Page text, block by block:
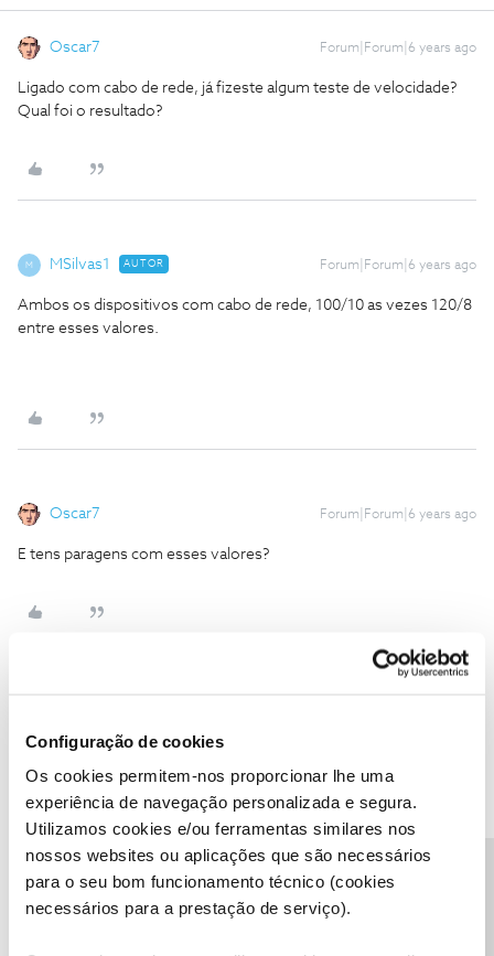
Configuração de cookies
Os cookies permitem-nos proporcionar lhe uma
experiência de navegação personalizada e segura.
Utilizamos cookies e/ou ferramentas similares nos
nossos websites ou aplicações que são necessários
para o seu bom funcionamento técnico (cookies
necessários para a prestação de serviço).
Oscar7 Forum|Forum|6 years ago
Ligado com cabo de rede, já fizeste algum teste de velocidade?
Qual foi o resultado?
M MSilvas1 AUTOR Forum|Forum|6 years ago
Ambos os dispositivos com cabo de rede, 100/10 as vezes 120/8
entre esses valores.
Oscar7 Forum|Forum|6 years ago
E tens paragens com esses valores?
Tem paragens quando estão os 2 dispositivos, as vezes eu
desligo o Modem e passado umas 2 horas volta a ficar igual, daí
pensar em aumentar a internet para ver se o problema deixa de